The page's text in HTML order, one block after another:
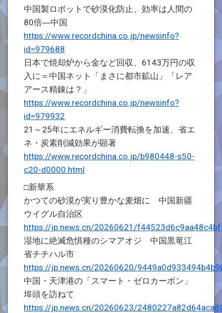
中国製ロボットで砂漠化防止、効率は人間の
80倍―中国
https://www.recordchina.co.jp/newsinfo?
id=979688
日本で焼却炉から金など回収、6143万円の収
入に＝中国ネット「まさに都市鉱山」「レア
アース精錬は？」
https://www.recordchina.co.jp/newsinfo?
id=979932
21～25年にエネルギー消費転換を加速、省エ
ネ・炭素削減効果が顕著
https://www.recordchina.co.jp/b980448-s50-
c20-d0000.html
□新華系
かつての砂漠が実り豊かな麦畑に 中国新疆
ウイグル自治区
https://jp.news.cn/20260621/
湿地に絶滅危惧種のシマアオジ 中国黒竜江
省チチハル市
https://jp.news.cn/20260620/
中国・天津港の「スマート・ゼロカーボン」
埠頭を訪ねて
https://jp.news.cn/20260623/